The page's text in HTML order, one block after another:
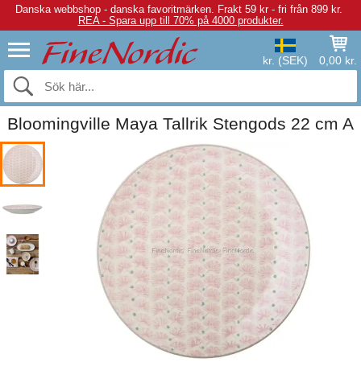
Danska webbshop - danska favoritmärken. Frakt 59 kr - fri från 899 kr.
REA - Spara upp till 70% på 4000 produkter.
kr. (SEK) 0,00 kr.
Bloomingville Maya Tallrik Stengods 22 cm A